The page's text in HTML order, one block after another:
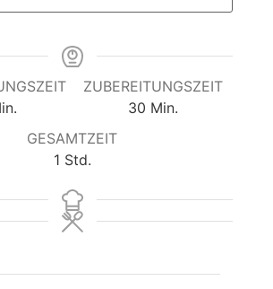
ZUBEREITUNGSZEIT
30Minuten
Min.
GESAMTZEIT
1Stunde
Std.